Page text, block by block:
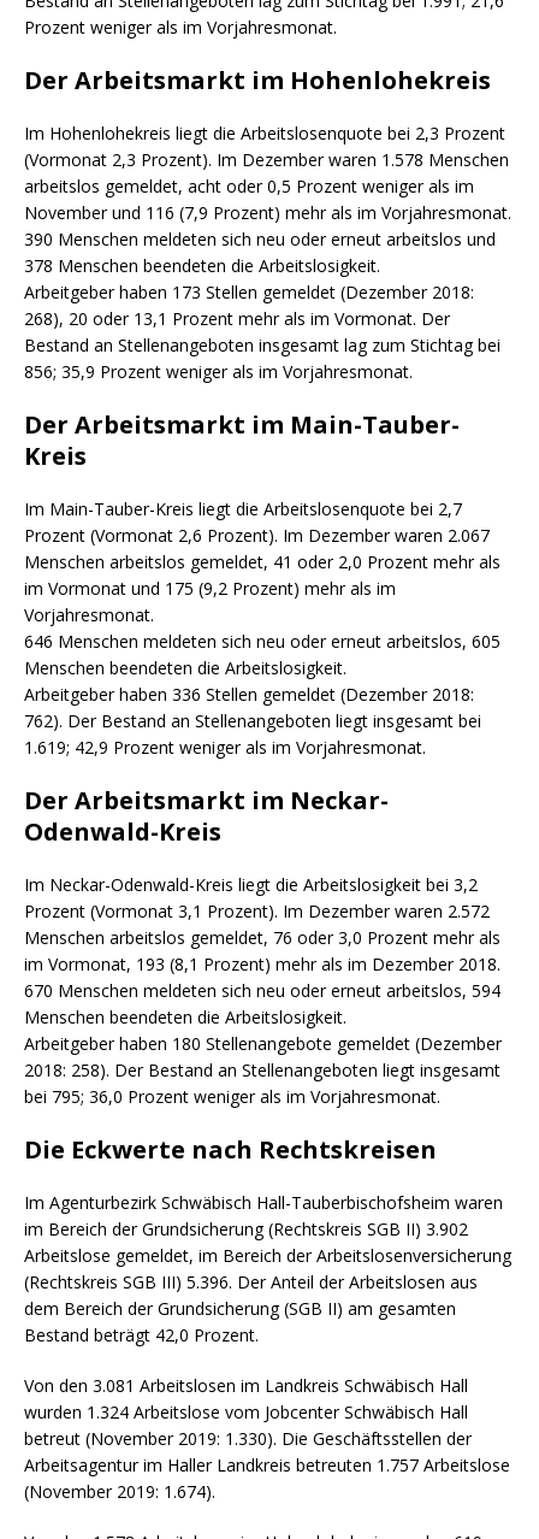
Prozent weniger als im Vorjahresmonat.
Der Arbeitsmarkt im Hohenlohekreis
Im Hohenlohekreis liegt die Arbeitslosenquote bei 2,3 Prozent
(Vormonat 2,3 Prozent). Im Dezember waren 1.578 Menschen
arbeitslos gemeldet, acht oder 0,5 Prozent weniger als im
November und 116 (7,9 Prozent) mehr als im Vorjahresmonat.
390 Menschen meldeten sich neu oder erneut arbeitslos und
378 Menschen beendeten die Arbeitslosigkeit.
Arbeitgeber haben 173 Stellen gemeldet (Dezember 2018:
268), 20 oder 13,1 Prozent mehr als im Vormonat. Der
Bestand an Stellenangeboten insgesamt lag zum Stichtag bei
856; 35,9 Prozent weniger als im Vorjahresmonat.
Der Arbeitsmarkt im Main-Tauber-
Kreis
Im Main-Tauber-Kreis liegt die Arbeitslosenquote bei 2,7
Prozent (Vormonat 2,6 Prozent). Im Dezember waren 2.067
Menschen arbeitslos gemeldet, 41 oder 2,0 Prozent mehr als
im Vormonat und 175 (9,2 Prozent) mehr als im
Vorjahresmonat.
646 Menschen meldeten sich neu oder erneut arbeitslos, 605
Menschen beendeten die Arbeitslosigkeit.
Arbeitgeber haben 336 Stellen gemeldet (Dezember 2018:
762). Der Bestand an Stellenangeboten liegt insgesamt bei
1.619; 42,9 Prozent weniger als im Vorjahresmonat.
Der Arbeitsmarkt im Neckar-
Odenwald-Kreis
Im Neckar-Odenwald-Kreis liegt die Arbeitslosigkeit bei 3,2
Prozent (Vormonat 3,1 Prozent). Im Dezember waren 2.572
Menschen arbeitslos gemeldet, 76 oder 3,0 Prozent mehr als
im Vormonat, 193 (8,1 Prozent) mehr als im Dezember 2018.
670 Menschen meldeten sich neu oder erneut arbeitslos, 594
Menschen beendeten die Arbeitslosigkeit.
Arbeitgeber haben 180 Stellenangebote gemeldet (Dezember
2018: 258). Der Bestand an Stellenangeboten liegt insgesamt
bei 795; 36,0 Prozent weniger als im Vorjahresmonat.
Die Eckwerte nach Rechtskreisen
Im Agenturbezirk Schwäbisch Hall-Tauberbischofsheim waren
im Bereich der Grundsicherung (Rechtskreis SGB II) 3.902
Arbeitslose gemeldet, im Bereich der Arbeitslosenversicherung
(Rechtskreis SGB III) 5.396. Der Anteil der Arbeitslosen aus
dem Bereich der Grundsicherung (SGB II) am gesamten
Bestand beträgt 42,0 Prozent.
Von den 3.081 Arbeitslosen im Landkreis Schwäbisch Hall
wurden 1.324 Arbeitslose vom Jobcenter Schwäbisch Hall
betreut (November 2019: 1.330). Die Geschäftsstellen der
Arbeitsagentur im Haller Landkreis betreuten 1.757 Arbeitslose
(November 2019: 1.674).